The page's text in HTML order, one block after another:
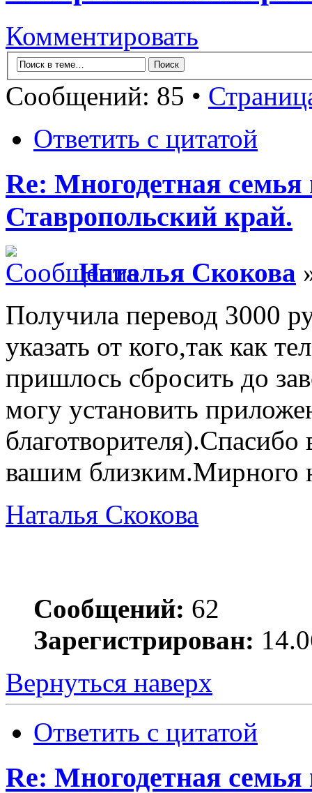
Комментировать
Сообщений: 85 •
Ответить с цитатой
Re: Многодетная
Ставропольский край.
Наталья Скокова
Получила перевод 3000
указать от кого,так как
пришлось сбросить до
могу установить
вашим близким.Мирного
Наталья Скокова
Сообщений: 62
Зарегистрирован:
Вернуться наверх
Ответить с цитатой
Re: Многодетная